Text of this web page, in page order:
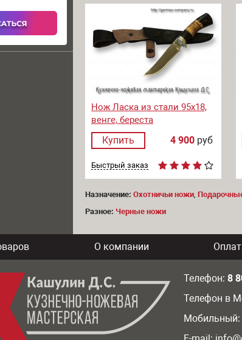
Нож Ласка из стали 95х18,
венге, береста
Купить 4 900 руб
Быстрый заказ
Назначение: Охотничьи ножи
Разное: Черные ножи
О компании
Телефон: 8
Телефон в
Мобильный: